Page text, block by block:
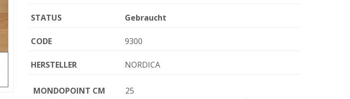
STATUS Gebraucht
CODE 9300
HERSTELLER NORDICA
MONDOPOINT CM 25